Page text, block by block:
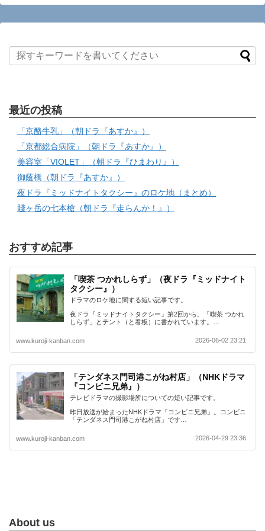
最近の投稿
「京酪牛乳」（朝ドラ『あすか』）
「京都総合病院」（朝ドラ『あすか』）
美容室「VIOLET」（朝ドラ『ひまわり』）
御蔭橋（朝ドラ『あすか』）
夜ドラ『ミッドナイトタクシー』のロケ地（まとめ）
賤ヶ岳の七本槍（朝ドラ『走らんか！』）
おすすめ記事
「喫茶 つかれしらず」（夜ドラ『ミッドナイト
タクシー』）
ドラマのロケ地に関する短い記事です。
夜ドラ『ミッドナイトタクシー』第2回から。「喫茶 つかれ
しらず」とテント（と看板）に書かれています。…
www.kuroji-kanban.com 2026-06-02 23:21
「テンダネス門司港こがね村店」（NHKドラマ
『コンビニ兄弟』）
テレビドラマの撮影場所についての短い記事です。
昨日放送が始まったNHKドラマ『コンビニ兄弟』。コンビニ
「テンダネス門司港こがね村店」です…
www.kuroji-kanban.com 2026-04-29 23:36
About us